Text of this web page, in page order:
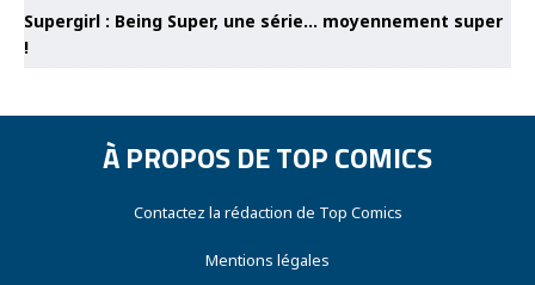
Supergirl : Being Super, une série… moyennement super
!
À PROPOS DE TOP COMICS
Contactez la rédaction de Top Comics
Mentions légales